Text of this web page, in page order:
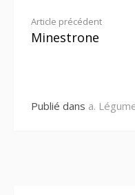
Lire
Article précédent
Minestrone
Publié dans a.